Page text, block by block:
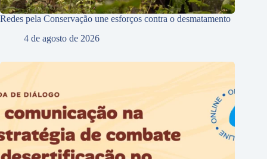
Redes pela Conservação une esforços contra o desmatamento
4 de agosto de 2026